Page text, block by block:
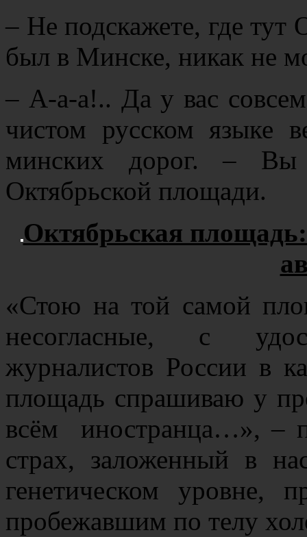
– Не подскажете, где тут
был в Минске, никак не
– А-а-а!.. Да у вас
чистом русском языке
минских дорог. – Вы
Октябрьской площади.
Октябрьская площадь:
«Стою на той самой
несогласные, с
журналистов России в
площадь спрашиваю у
всём иностранца…», –
страх, заложенный в
генетическом уровне,
пробежавшим по телу